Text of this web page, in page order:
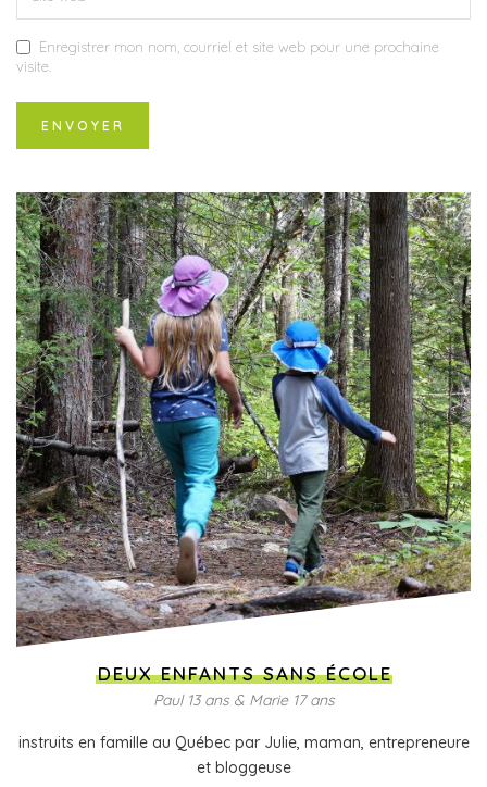
Enregistrer mon nom, courriel et site web pour une prochaine
visite.
DEUX ENFANTS SANS ÉCOLE
Paul 13 ans & Marie 17 ans
instruits en famille au Québec par Julie, maman, entrepreneure
et bloggeuse